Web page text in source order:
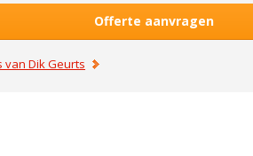
Offerte aanvragen
vanDik Geurts